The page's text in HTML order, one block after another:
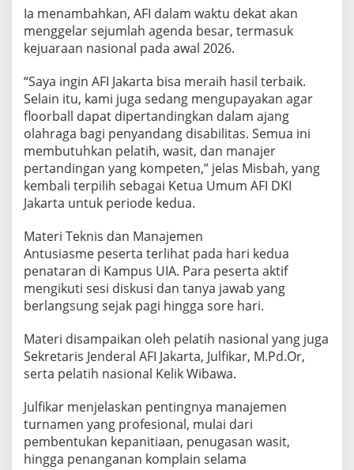
Ia menambahkan, AFI dalam waktu dekat akan
menggelar sejumlah agenda besar, termasuk
kejuaraan nasional pada awal 2026.
“Saya ingin AFI Jakarta bisa meraih hasil terbaik.
Selain itu, kami juga sedang mengupayakan agar
floorball dapat dipertandingkan dalam ajang
olahraga bagi penyandang disabilitas. Semua ini
membutuhkan pelatih, wasit, dan manajer
pertandingan yang kompeten,” jelas Misbah, yang
kembali terpilih sebagai Ketua Umum AFI DKI
Jakarta untuk periode kedua.
Materi Teknis dan Manajemen
Antusiasme peserta terlihat pada hari kedua
penataran di Kampus UIA. Para peserta aktif
mengikuti sesi diskusi dan tanya jawab yang
berlangsung sejak pagi hingga sore hari.
Materi disampaikan oleh pelatih nasional yang juga
Sekretaris Jenderal AFI Jakarta, Julfikar, M.Pd.Or,
serta pelatih nasional Kelik Wibawa.
Julfikar menjelaskan pentingnya manajemen
turnamen yang profesional, mulai dari
pembentukan kepanitiaan, penugasan wasit,
hingga penanganan komplain selama